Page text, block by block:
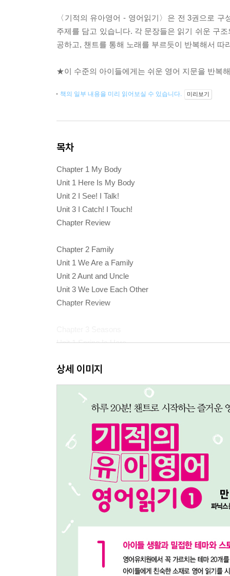
〈기적의 유아영어 - 영어읽기〉은 전 3권으로
주제를 담고 있습니다. 각 문장들은 읽기 쉬운 구
공하고, 챈트를 통해 노래를 부르듯이 반복해서 따
★이 수준의 아이들에게는 쉬운 영어 지문을 반복
책의 일부 내용을 미리 읽어보실 수 있습니다. 미리보기
목차
Chapter 1 My Body
Unit 1 Here Is My Body
Unit 2 I See! I Talk!
Unit 3 I Catch! I Touch!
Chapter Review
Chapter 2 Family
Unit 1 We Are a Family
Unit 2 Aunt and Uncle
Unit 3 We Love Each Other
Chapter Review
Unit 1 Spring Is Here
Unit 3 Fall and Winter
Chapter Review
Chapter 4 Clothes
Unit 1 Put on My Coat
Unit 2 Put on My Shirt
Unit 3 What to Wear!
Chapter Review
Chapter 5 Farm Animals
Unit 1 Animals at the Farm
Unit 3 They Are Good for Us
Chapter Review
Chapter 6 Shapes
상세 이미지